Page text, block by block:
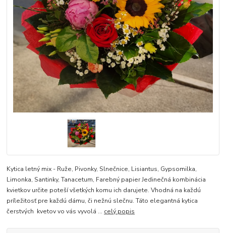
Kytica letný mix - Ruže, Pivonky, Slnečnice, Lisiantus, Gypsomilka,
Limonka, Santinky, Tanacetum, Farebný papier Jedinečná kombinácia
kvietkov určite poteší všetkých komu ich darujete. Vhodná na každú
príležitosť pre každú dámu, či nežnú slečnu. Táto elegantná kytica
čerstvých kvetov vo vás vyvolá ... celý popis